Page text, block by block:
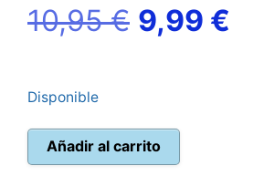
10,95€ El
era:
9,99 €
Disponible
Hostage
Negotiator
Añadir al carrito